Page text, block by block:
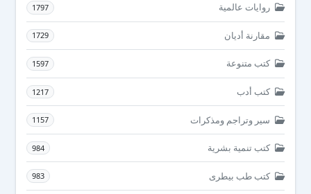
روايات عالمية 1797
مقارنة أديان 1729
كتب متنوعة 1597
كتب أدب 1217
سير وتراجم ومذكرات 1157
كتب تنمية بشرية 984
كتب طب بيطرى 983